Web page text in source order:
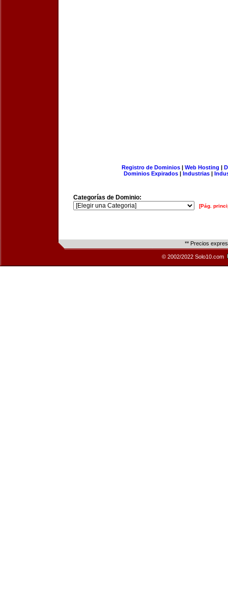
Registro de Dominios| Web Hosting |
Dominios Expirados | Industrias |
Categorías de Dominio:
[Pág.
** Precios
© 2002/2022 Solo10.com